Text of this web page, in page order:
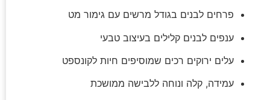
פרחים לבנים בגודל מרשים עם גימור מט
ענפים לבנים קלילים בעיצוב טבעי
עלים ירוקים רכים שמוסיפים חיות לקונספט
עמידה, קלה ונוחה ללבישה ממושכת